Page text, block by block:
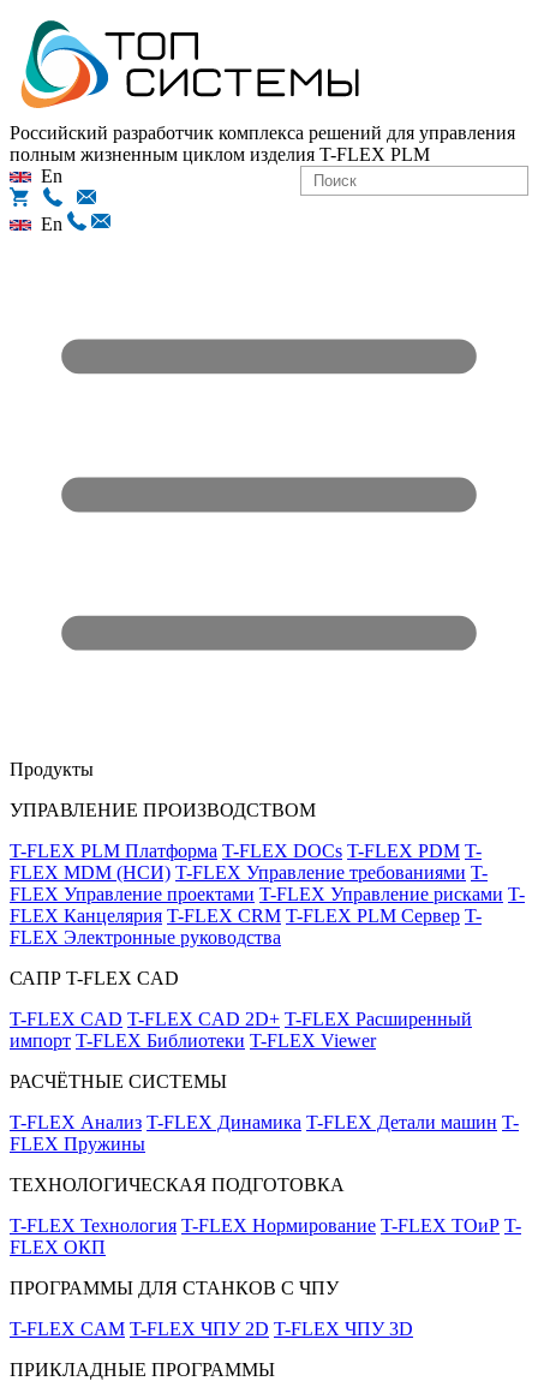
Российский разработчик комплекса решений для управления
полным жизненным циклом изделия T-FLEX PLM
En
En
Продукты
УПРАВЛЕНИЕ ПРОИЗВОДСТВОМ
T-FLEX PLM Платформа T-FLEX DOCs T-FLEX PDM T-
FLEX MDM (НСИ) T-FLEX Управление требованиями T-
FLEX Управление проектами T-FLEX Управление рисками T-
FLEX Канцелярия T-FLEX CRM T-FLEX PLM Сервер T-
FLEX Электронные руководства
САПР T-FLEX CAD
T-FLEX CAD T-FLEX CAD 2D+ T-FLEX Расширенный
импорт T-FLEX Библиотеки T-FLEX Viewer
РАСЧЁТНЫЕ СИСТЕМЫ
T-FLEX Анализ T-FLEX Динамика T-FLEX Детали машин T-
FLEX Пружины
ТЕХНОЛОГИЧЕСКАЯ ПОДГОТОВКА
T-FLEX Технология T-FLEX Нормирование T-FLEX ТОиР T-
FLEX ОКП
ПРОГРАММЫ ДЛЯ СТАНКОВ С ЧПУ
T-FLEX CAM T-FLEX ЧПУ 2D T-FLEX ЧПУ 3D
ПРИКЛАДНЫЕ ПРОГРАММЫ